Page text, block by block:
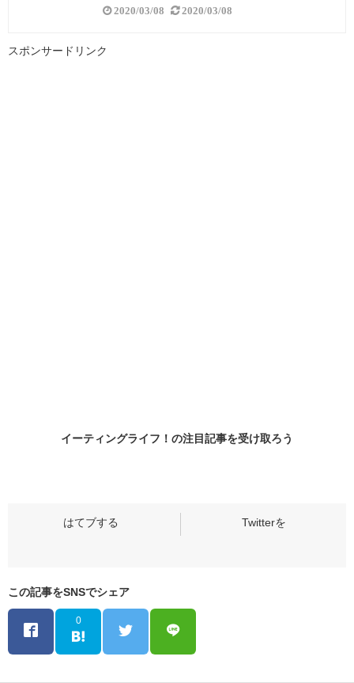
2020/03/08 2020/03/08
スポンサードリンク
イーティングライフ！の注目記事を受け取ろう
この記事をSNSでシェア
0